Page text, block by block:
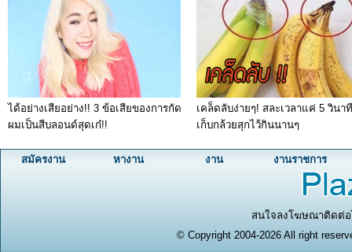
ได้อย่างเสียอย่าง!! 3 ข้อเสียของการกัด
ผมเป็นสีบลอนด์สุดเก๋!!
เคล็ดลับง่ายๆ! สละเวลาแค่ 5 วินา
เก็บกล้วยสุกไว้กินนานๆ
สมัครงาน หางาน งาน งานราชการ
สนใจลงโฆษณาติดต่อ
© Copyright 2004-2026 All right